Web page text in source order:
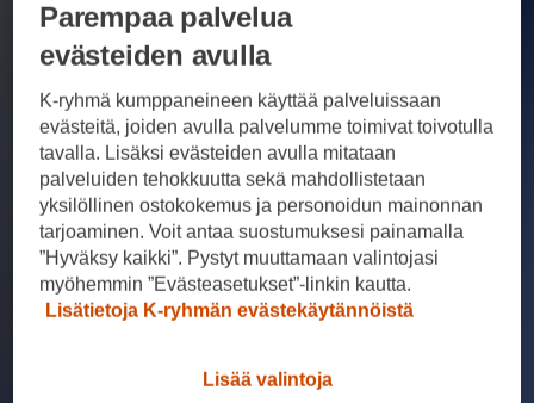
Parempaa palvelua
evästeiden avulla
K-ryhmä kumppaneineen käyttää palveluissaan
evästeitä, joiden avulla palvelumme toimivat toivotulla
tavalla. Lisäksi evästeiden avulla mitataan
palveluiden tehokkuutta sekä mahdollistetaan
yksilöllinen ostokokemus ja personoidun mainonnan
tarjoaminen. Voit antaa suostumuksesi painamalla
”Hyväksy kaikki”. Pystyt muuttamaan valintojasi
myöhemmin ”Evästeasetukset”-linkin kautta.
Lisätietoja K-ryhmän evästekäytännöistä
Lisää valintoja